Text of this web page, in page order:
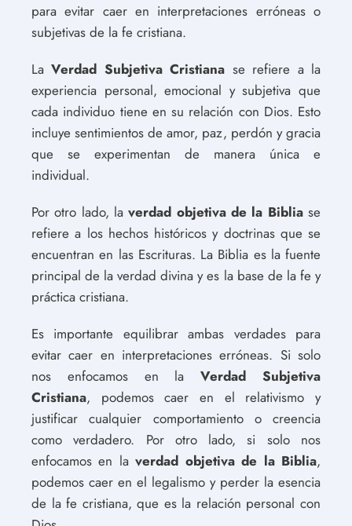
para evitar caer en interpretaciones erróneas o
subjetivas de la fe cristiana.
LaVerdad Subjetiva Cristiana se refiere a la
experiencia personal, emocional y subjetiva que
cada individuo tiene en su relación con Dios. Esto
incluye sentimientos de amor, paz, perdón y gracia
que se experimentan de manera única e
individual.
Por otro lado, laverdad objetiva de la Bibliase
refiere a los hechos históricos y doctrinas que se
encuentran en las Escrituras. La Biblia es la fuente
principal de la verdad divina y es la base de la fe y
práctica cristiana.
Es importante equilibrar ambas verdades para
evitar caer en interpretaciones erróneas. Si solo
nos enfocamos en laVerdad Subjetiva
Cristiana, podemos caer en el relativismo y
justificar cualquier comportamiento o creencia
como verdadero. Por otro lado, si solo nos
enfocamos en laverdad objetiva de la Biblia,
podemos caer en el legalismo y perder la esencia
de la fe cristiana, que es la relación personal con